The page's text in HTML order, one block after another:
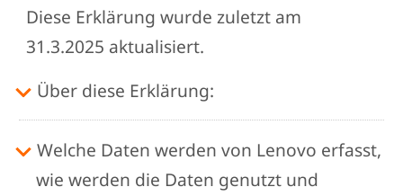
Diese Erklärung wurde zuletzt am
31.3.2025 aktualisiert.
Über diese Erklärung:
Welche Daten werden von Lenovo erfasst,
wie werden die Daten genutzt und